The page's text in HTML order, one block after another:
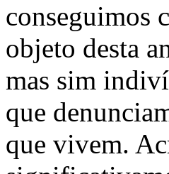
conseguimos
objeto desta
mas sim
que
que vivem.